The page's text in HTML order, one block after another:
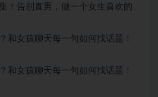
！告别直男，做一个女生喜欢的
和女孩聊天每一句如何找话题！
和女孩聊天每一句如何找话题！